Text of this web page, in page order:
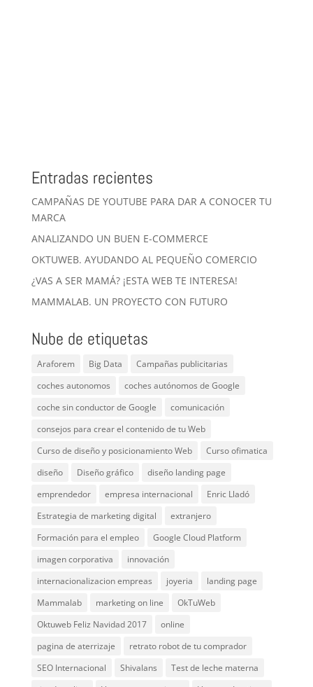
Entradas recientes
CAMPAÑAS DE YOUTUBE PARA DAR A CONOCER TU
MARCA
ANALIZANDO UN BUEN E-COMMERCE
OKTUWEB. AYUDANDO AL PEQUEÑO COMERCIO
¿VAS A SER MAMÁ? ¡ESTA WEB TE INTERESA!
MAMMALAB. UN PROYECTO CON FUTURO
Nube de etiquetas
Araforem Big Data
Campañas publicitarias
coches autonomos
coches autónomos de Google
coche sin conductor de Google
comunicación
consejos para crear el contenido de tu Web
Curso de diseño y posicionamiento Web
Curso ofimatica
diseño
Diseño gráfico
diseño landing page
emprendedor
empresa internacional
Enric Lladó
Estrategia de marketing digital
extranjero
Formación para el empleo
Google Cloud Platform
imagen corporativa
innovación
internacionalizacion empreas
joyeria
landing page
Mammalab
marketing on line
OkTuWeb
Oktuweb Feliz Navidad 2017
online
pagina de aterrizaje
retrato robot de tu comprador
SEO Internacional
Shivalans
Test de leche materna